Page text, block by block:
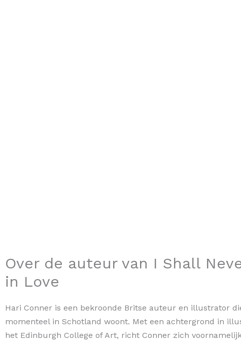
Over de auteur van I Shall
in Love
Hari Conner is een bekroonde Britse auteur en illustrator
momenteel in Schotland woont. Met een achtergrond in
het Edinburgh College of Art, richt Conner zich